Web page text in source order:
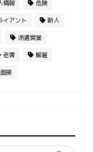
情報 危険
イアント 新人
派遣営業
老害 解雇
面接